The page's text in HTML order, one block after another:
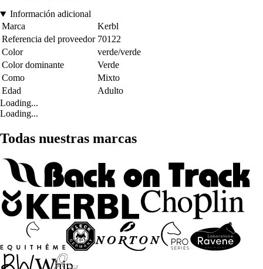
Información adicional
Marca
Kerbl
Referencia del proveedor 70122
Color
verde/verde
Color dominante
Verde
Como
Mixto
Edad
Adulto
Loading...
Loading...
Todas nuestras marcas